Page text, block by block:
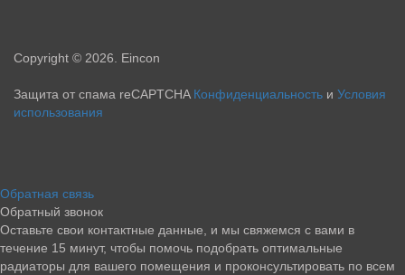
Copyright © 2026. Eincon
Защита от спама reCAPTCHA Конфиденциальность и Условия
использования
Обратная связь
Обратный звонок
Оставьте свои контактные данные, и мы свяжемся с вами в
течение 15 минут, чтобы помочь подобрать оптимальные
радиаторы для вашего помещения и проконсультировать по всем